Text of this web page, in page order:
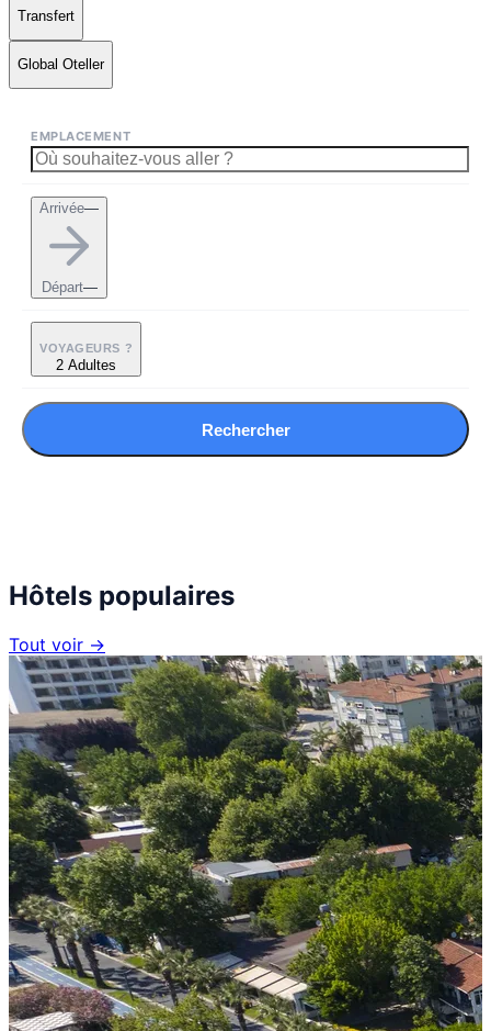
Transfert
Global Oteller
EMPLACEMENT
Arrivée—
Départ—
VOYAGEURS ?
2 Adultes
Rechercher
Hôtels populaires
Tout voir →